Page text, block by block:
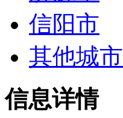
信阳市
其他城市
信息详情